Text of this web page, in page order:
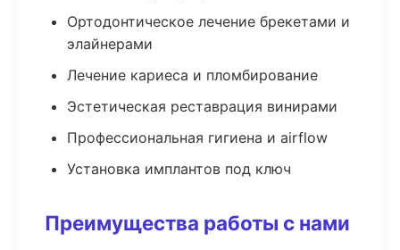
Ортодонтическое лечение брекетами и
элайнерами
Лечение кариеса и пломбирование
Эстетическая реставрация винирами
Профессиональная гигиена и airflow
Установка имплантов под ключ
Преимущества работы с нами